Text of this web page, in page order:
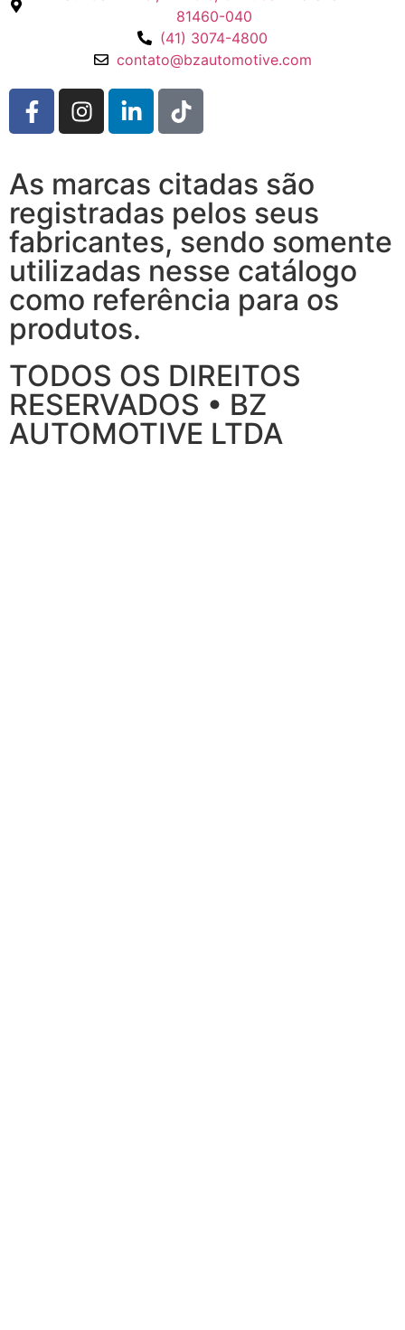
81460-040
(41) 3074-4800
contato@bzautomotive.com
As marcas citadas são
registradas pelos seus
fabricantes, sendo somente
utilizadas nesse catálogo
como referência para os
produtos.
TODOS OS DIREITOS
RESERVADOS • BZ
AUTOMOTIVE LTDA